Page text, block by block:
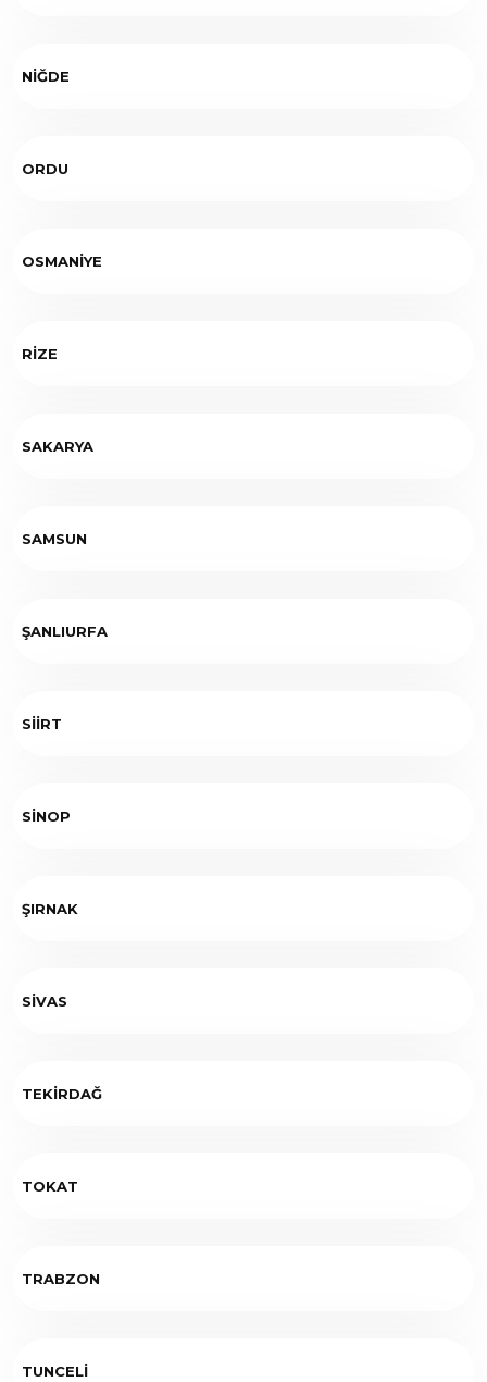
NİĞDE
ORDU
OSMANİYE
RİZE
SAKARYA
SAMSUN
ŞANLIURFA
SİİRT
SİNOP
ŞIRNAK
SİVAS
TEKİRDAĞ
TOKAT
TRABZON
TUNCELİ